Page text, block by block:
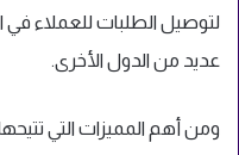
لتوصيل الطلبات للعملاء في
عديد من الدول الأخرى.
ومن أهم المميزات التي